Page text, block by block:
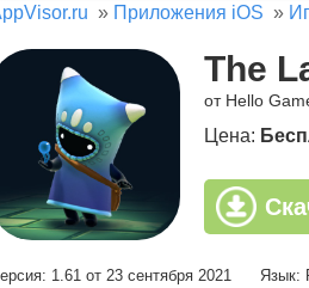
» Приложения iOS »
The
от Hello
Цена:
1.61 от 23 сентября 2021 Язык: